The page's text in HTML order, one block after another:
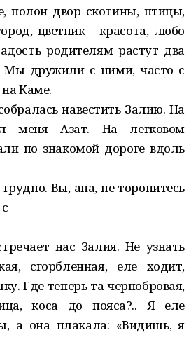
полон двор скотины, птицы,
цветник - красота, любо
родителям растут два
Мы дружили с ними, часто с
Каме.
наве­стить Залию. На
меня Азат. На легковом
по знакомой дороге вдоль
Вы, апа, не торопитесь
нас Залия. Не узнать
сгорбленная, еле ходит,
Где теперь та чернобровая,
коса до пояса?.. Я еле
а она плакала: «Видишь, я